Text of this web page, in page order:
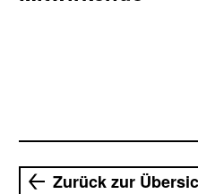
Zurück zur